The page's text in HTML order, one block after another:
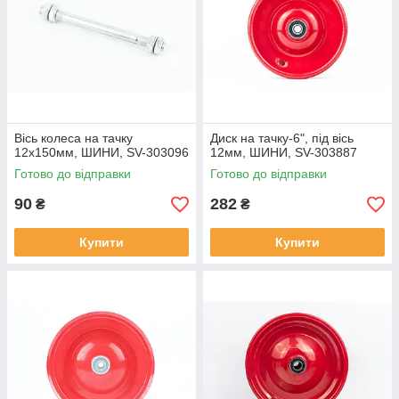
Вісь колеса на тачку
12х150мм, ШИНИ, SV-303096
Готово до відправки
90 ₴
Купити
Диск на тачку-6", під вісь
12мм, ШИНИ, SV-303887
Готово до відправки
282 ₴
Купити